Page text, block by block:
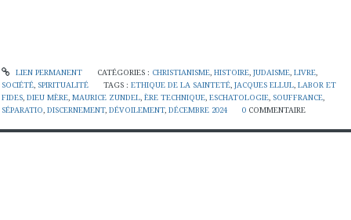
LIEN PERMANENT CATÉGORIES : CHRISTIANISME, HISTOIRE, JUDAISME, LIVRE,
SOCIÉTÉ, SPIRITUALITÉ TAGS :ETHIQUE DE LA SAINTETÉ,JACQUES ELLUL,LABOR ET
FIDES, DIEU MÈRE, MAURICE ZUNDEL, ÈRE TECHNIQUE, ESCHATOLOGIE, SOUFFRANCE,
SÉPARATIO, DISCERNEMENT, DÉVOILEMENT, DÉCEMBRE 2024 0 COMMENTAIRE